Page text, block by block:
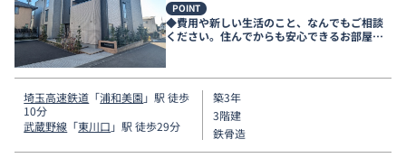
POINT
◆費用や新しい生活のこと、なんでもご相談
ください。住んでからも安心できるお部屋探
しをお手伝いします◆
埼玉高速鉄道 「浦和美園 」駅 徒歩
10分
武蔵野線 「東川口 」駅 徒歩29分
築3年
3階建
鉄骨造